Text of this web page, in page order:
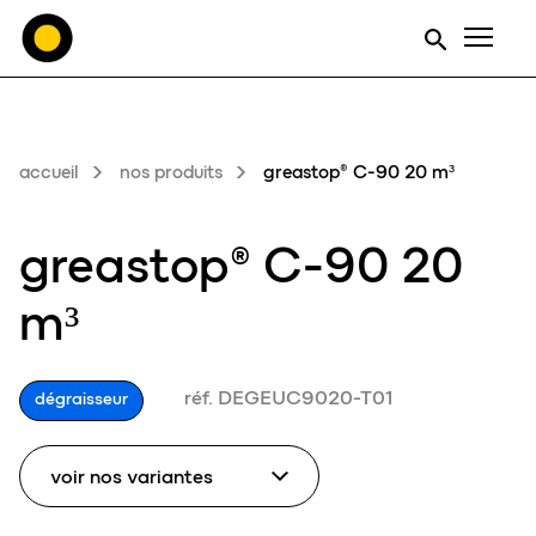
accueil nos produits greastop® C-90 20 m³
greastop® C-90 20
m³
dégraisseur réf. DEGEUC9020-T01